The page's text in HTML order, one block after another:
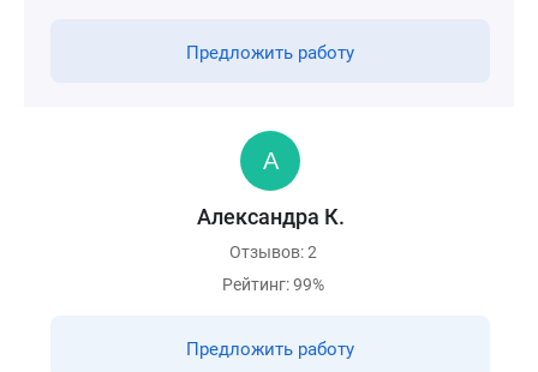
Предложить работу
Александра К.
Отзывов: 2
Рейтинг: 99%
Предложить работу